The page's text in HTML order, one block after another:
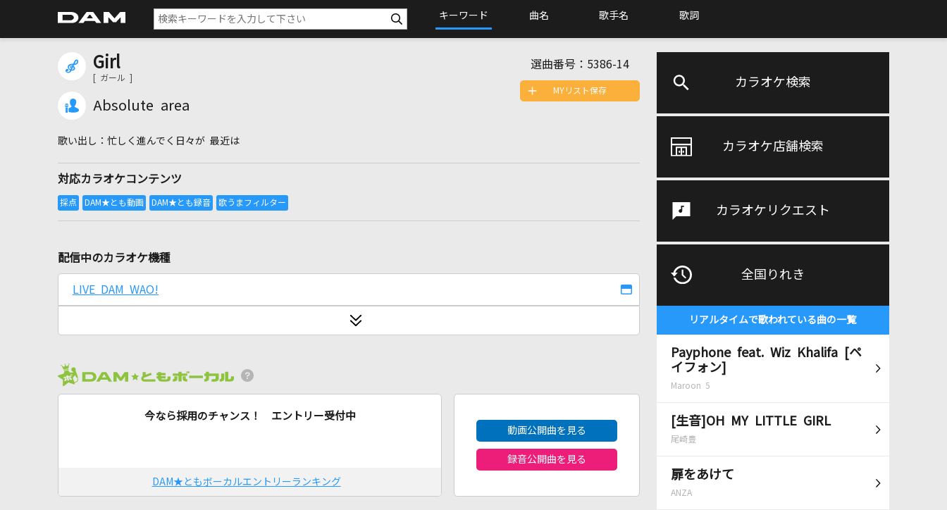
キーワード 曲名 歌手名 歌詞
カラオケ検索
カラオケ店舗検索
カラオケリクエスト
全国りれき
リアルタイムで歌われている曲の一覧
Payphone feat. Wiz Khalifa [ペ
イフォン]
Maroon 5
[生音]OH MY LITTLE GIRL
尾崎豊
扉をあけて
ANZA
Girl
[ ガール ]
Absolute area
選曲番号： 5386-14
忙しく進んでく日々が 最近は
対応カラオケコンテンツ
MYリスト保存
配信中のカラオケ機種
LIVE DAM WAO!
今なら採用のチャンス！ エントリー受付中
DAM★ともボーカルエントリーランキング
動画公開曲を見る
録音公開曲を見る